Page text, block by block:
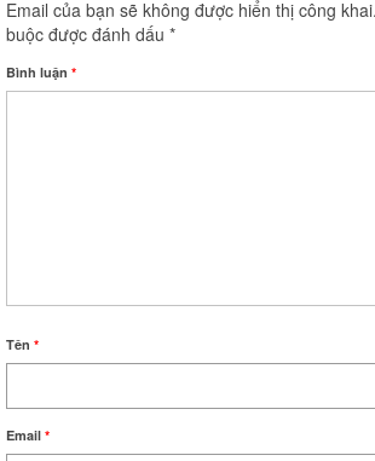
Email của bạn sẽ không được hiển thị công khai.
buộc được đánh dấu *
Bình luận *
Tên *
Email *